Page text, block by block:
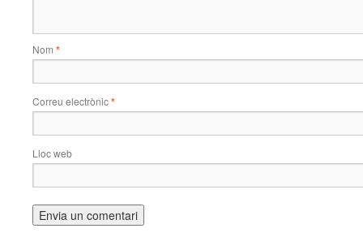
Nom *
Correu electrònic*
Lloc web